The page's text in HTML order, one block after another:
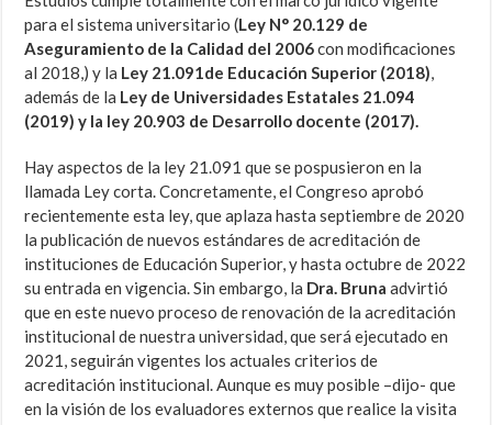
para el sistema universitario (Ley N° 20.129 de
Aseguramiento de la Calidad del 2006con modificaciones
al 2018,) y la Ley 21.091de Educación Superior (2018),
además de la Ley de Universidades Estatales 21.094
(2019) y la ley 20.903 de Desarrollo docente (2017).
Hay aspectos de la ley 21.091 que se pospusieron en la
llamada Ley corta. Concretamente, el Congreso aprobó
recientemente esta ley, que aplaza hasta septiembre de 2020
la publicación de nuevos estándares de acreditación de
instituciones de Educación Superior, y hasta octubre de 2022
su entrada en vigencia. Sin embargo, la Dra. Bruna advirtió
que en este nuevo proceso de renovación de la acreditación
institucional de nuestra universidad, que será ejecutado en
2021, seguirán vigentes los actuales criterios de
acreditación institucional. Aunque es muy posible –dijo- que
en la visión de los evaluadores externos que realice la visita